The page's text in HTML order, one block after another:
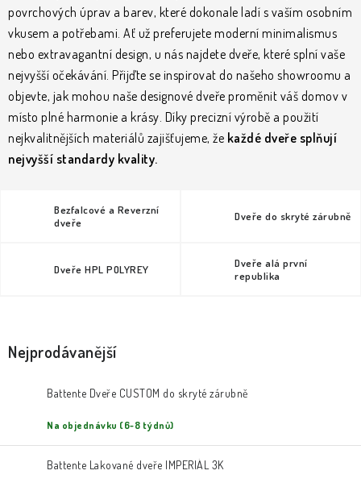
SKRYTÉ ZÁRUBNĚ
STAVEBNÍ POUZDRA
KLIKY & KOVÁNÍ
B2B REALIZACE Kontakty
Posuzování Jakosti
GDPR
povrchových úprav a barev, které dokonale ladí s vaším osobním
vkusem a potřebami. Ať už preferujete moderní minimalismus
nebo extravagantní design, u nás najdete dveře, které splní vaše
nejvyšší očekávání. Přijďte se inspirovat do našeho showroomu a
objevte, jak mohou naše designové dveře proměnit váš domov v
místo plné harmonie a krásy. Díky precizní výrobě a použití
nejkvalitnějších materiálů zajišťujeme, že každé dveře splňují
nejvyšší standardy kvality.
Bezfalcové a Reverzní
dveře
Dveře do skryté zárubně
Dveře HPL POLYREY
Dveře alá první
republika
Nejprodávanější
Battente Dveře CUSTOM do skryté zárubně
Na objednávku (6-8 týdnů)
Battente Lakované dveře IMPERIÁL 3K